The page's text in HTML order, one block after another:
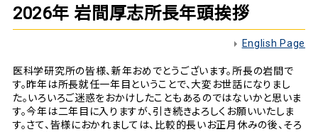
2026年 岩間厚志所長年頭挨拶
English Page
医科学研究所の皆様、新年おめでとうございます。所長の岩間で
す。昨年は所長就任一年目ということで、大変お世話になりまし
た。いろいろご迷惑をおかけしたこともあるのではないかと思いま
す。今年は二年目に入りますが、引き続きよろしくお願いいたしま
す。さて、皆様におかれましては、比較的長いお正月休みの後、そろ